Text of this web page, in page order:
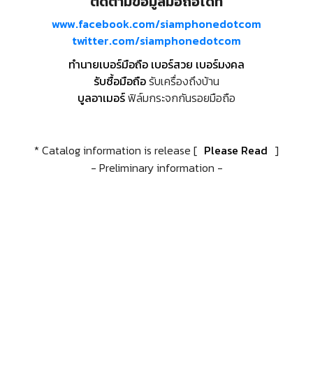
www.facebook.com/siamphonedotcom
twitter.com/siamphonedotcom
ทำนายเบอร์มือถือ เบอร์สวย เบอร์มงคล
รับซื้อมือถือรับเครื่องถึงบ้าน
บูลอาเมอร์ฟิล์มกระจกกันรอยมือถือ
* Catalog information is release [ Please Read ]
- Preliminary information -